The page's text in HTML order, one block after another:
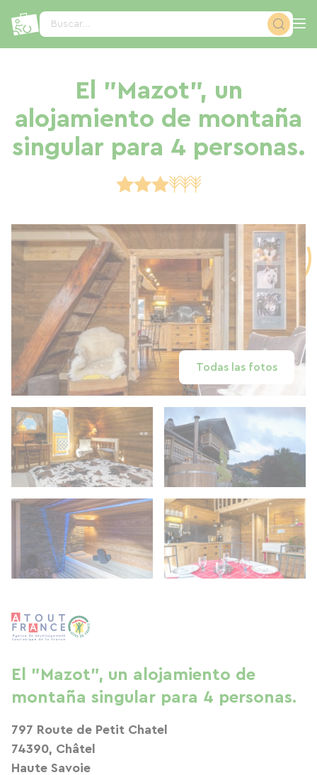
Buscar...
El "Mazot", un
alojamiento de montaña
singular para 4 personas.
Todas las fotos
El "Mazot", un alojamiento de
montaña singular para 4 personas.
797 Route de Petit Chatel
74390, Châtel
Haute Savoie
Panel de gestión de cookies